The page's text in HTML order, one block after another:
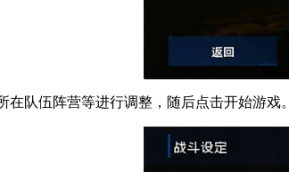
队伍阵营等进行调整，随后点击开始游戏。